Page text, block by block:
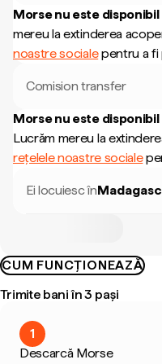
Morse nu este
mereu la extinderea
noastre socialepentru a fi
Comision transfer
Morse nu este
Lucrăm mereu la
rețelele noastre sociale
Ei locuiesc în
CUM FUNCȚIONEAZĂ
Trimite bani în 3 pași
1
Descarcă Morse